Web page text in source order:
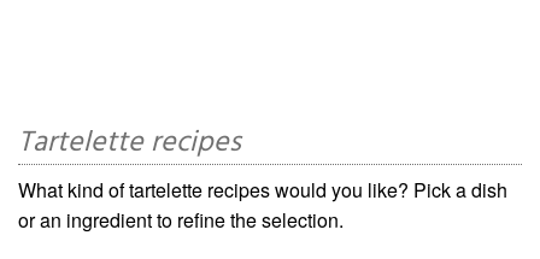
Tartelette recipes
What kind of tartelette recipes would you like? Pick a dish
or an ingredient to refine the selection.